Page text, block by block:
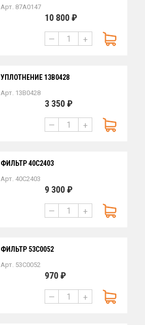
Арт. 87A0147
10 800 ₽
— +
УПЛОТНЕНИЕ 13B0428
Арт. 13B0428
3 350 ₽
— +
ФИЛЬТР 40C2403
Арт. 40C2403
9 300 ₽
— +
ФИЛЬТР 53C0052
Арт. 53C0052
970 ₽
— +